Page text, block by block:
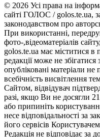
© 2026 Усі права на
сайті ГОЛОС / golos.te.ua,
законодавством про
При використанні,
фото-,відеоматеріалів
golos.te.ua має міститися в
редакції може не
опубліковані матеріали не
всебічність висвітлення
Сайтом, відвідувач
разі, якщо Ви не досягли
або припиніть
несе відповідальності за
його сервісів
Редакція не відповідає за